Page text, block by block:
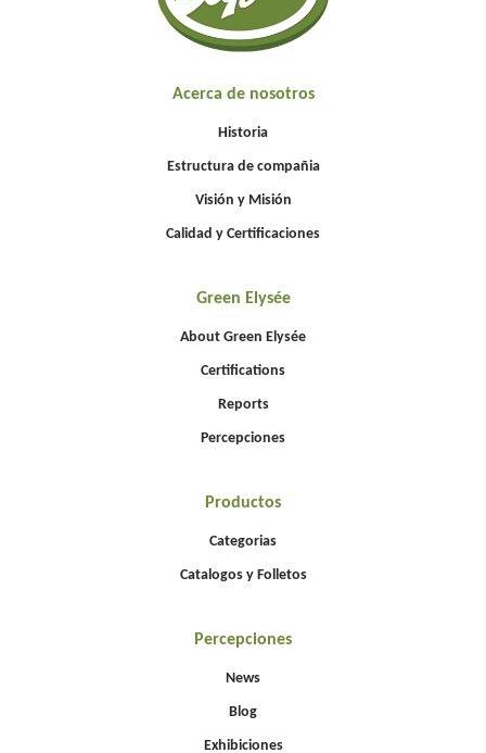
Acerca de nosotros
Historia
Estructura de compañia
Visión y Misión
Calidad y Certificaciones
Green Elysée
About Green Elysée
Certifications
Reports
Percepciones
Productos
Categorias
Catalogos y Folletos
Percepciones
News
Blog
Exhibiciones